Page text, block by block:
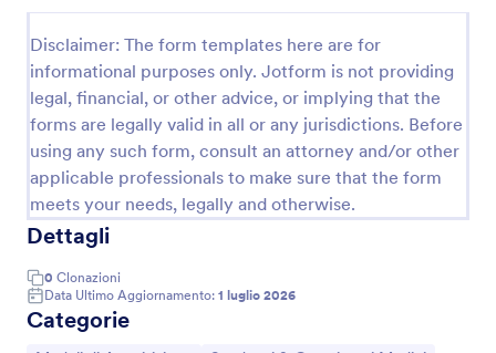
Disclaimer: The form templates here are for
informational purposes only. Jotform is not providing
legal, financial, or other advice, or implying that the
forms are legally valid in all or any jurisdictions. Before
using any such form, consult an attorney and/or other
applicable professionals to make sure that the form
meets your needs, legally and otherwise.
Dettagli
0 Clonazioni
Data Ultimo Aggiornamento: 1 luglio 2026
Categorie
altre informazioni sui tuoi pazienti attraverso un
Modulo di Registrazione Anamnesi online sicuro.
Aggiungi il tuo logo, cambia l'immagine di sfondo o
sostituisci i campi del modulo per adattarlo alla tua
attività. Con il Costruttore di Moduli gratuito di
Jotform, puoi passare da un modulo vuoto a un
modulo di registrazione completo in pochi secondi.
Se devi compilare il modulo con i pazienti di
persona, puoi facilmente condividere con loro un
link per compilarlo dal loro computer o dispositivo
mobile. È anche possibile aggiungere una foto del
Microsoft OneDrive per archiviare le informazioni
mediche, puoi usare una delle integrazioni gratuite
di Jotform per inviare le risposte al modulo
Go to Category:
Moduli Assistenza Sanitaria
Usa Template
Anteprima